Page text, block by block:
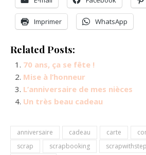
Imprimer WhatsApp
Related Posts:
70 ans, ça se fête !
Mise à l’honneur
L’anniversaire de mes nièces
Un très beau cadeau
anniversaire cadeau carte
scrap
scrapbooking